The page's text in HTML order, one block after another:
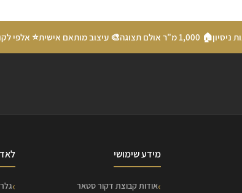
🏠 1,000 מ"ר אולם תצוגה 🎨 עיצוב מותאם אישית⭐ אלפי
מידע שימושי
אודות קבוצת דקור סטאר